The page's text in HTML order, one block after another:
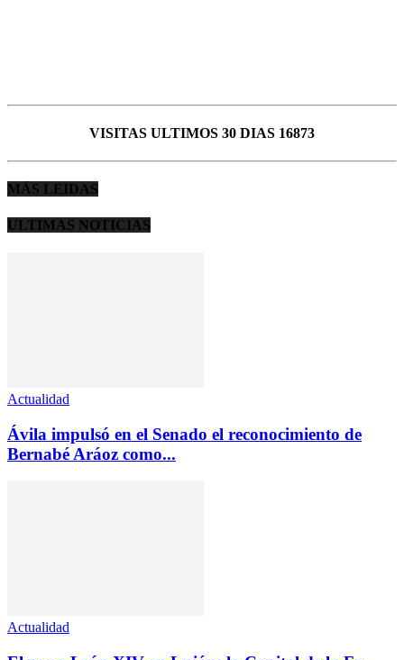
VISITAS ULTIMOS 30 DIAS 16873
MÁS LEIDAS
ULTIMAS NOTICIAS
Actualidad
Ávila impulsó en el Senado el reconocimiento de
Bernabé Aráoz como...
Actualidad